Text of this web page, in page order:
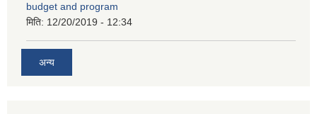
budget and program
मिति: 12/20/2019 - 12:34
अन्य